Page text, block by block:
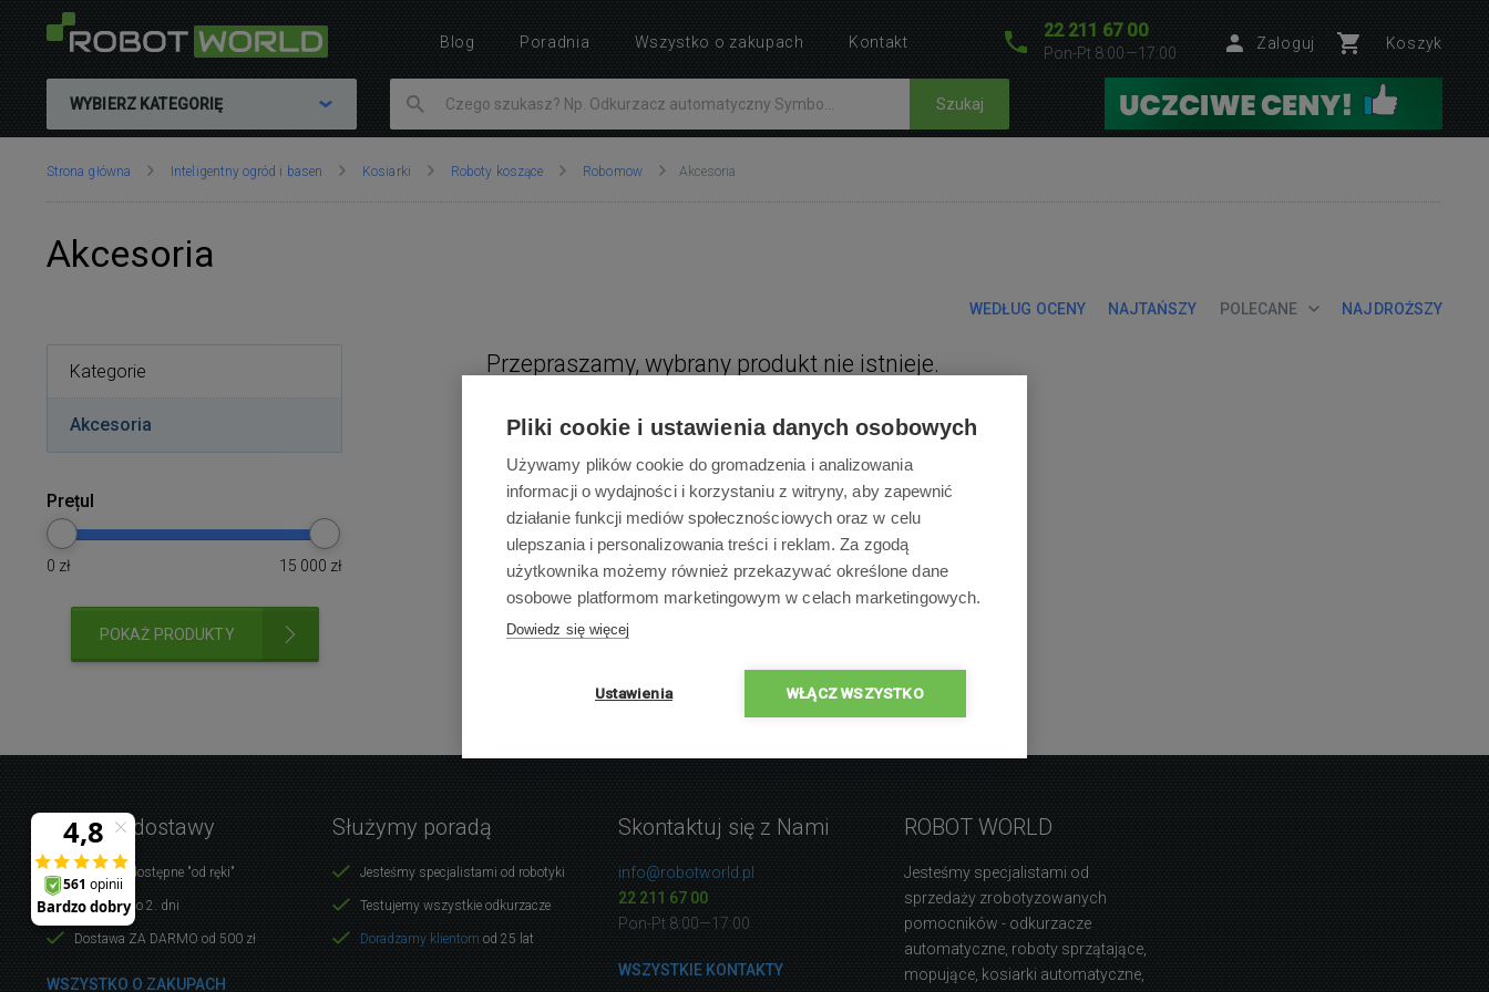
22 211 67 00
Pon-Pt 8:00—17:00
Zaloguj Koszyk
WYBIERZ KATEGORIĘ Szukaj
Znajdujesz
Strona główna Inteligentny ogród i basen Kosiarki Roboty koszące Robomow Akcesoria
Akcesoria
WEDŁUG OCENY NAJTAŃSZY POLECANE NAJDROŻSZY
Przepraszamy, wybrany produkt nie istnieje.
Kategorie
Akcesoria
Prețul
0 zł 15 000 zł
POKAŻ PRODUKTY
Blog Poradnia Wszystko o zakupach Kontakt
Warunki dostawy
Produkty dostępne "od ręki"
Dostawa do 2. dni
Dostawa ZA DARMO od 500 zł
WSZYSTKO O ZAKUPACH
Służymy poradą
Jesteśmy specjalistami od robotyki
Testujemy wszystkie odkurzacze
Doradzamy klientom od 25 lat
Skontaktuj się z Nami
info@robotworld.pl
22 211 67 00
Pon-Pt 8:00—17:00
WSZYSTKIE KONTAKTY
ROBOT WORLD
Jesteśmy specjalistami od
sprzedaży zrobotyzowanych
pomocników - odkurzacze
automatyczne, roboty sprzątające,
mopujące, kosiarki automatyczne,
Pliki cookie i ustawienia danych osobowych
Używamy plików cookie do gromadzenia i analizowania
informacji o wydajności i korzystaniu z witryny, aby zapewnić
działanie funkcji mediów społecznościowych oraz w celu
ulepszania i personalizowania treści i reklam. Za zgodą
użytkownika możemy również przekazywać określone dane
osobowe platformom marketingowym w celach marketingowych.
Dowiedz się więcej
Ustawienia WŁĄCZ WSZYSTKO